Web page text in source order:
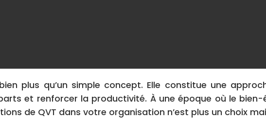
plus qu’un simple concept. Elle constitue une
et renforcer la productivité. À une époque où le
de QVT dans votre organisation n’est plus un choix